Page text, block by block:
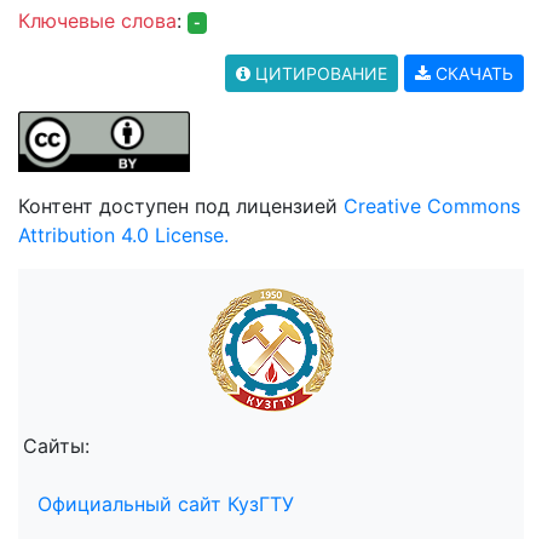
Ключевые слова: -
ЦИТИРОВАНИЕ СКАЧАТЬ
Контент доступен под лицензией Creative Commons
Attribution 4.0 License.
Сайты:
Официальный сайт КузГТУ